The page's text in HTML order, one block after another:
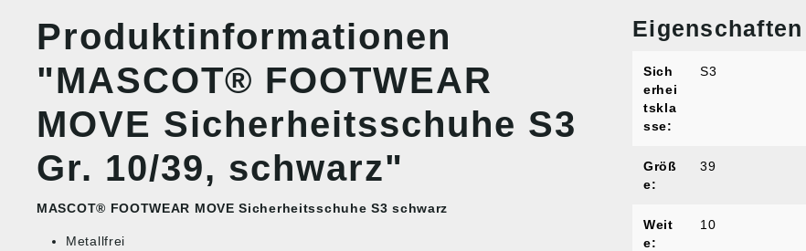
Produktinformationen
"MASCOT® FOOTWEAR
MOVE Sicherheitsschuhe S3
Gr. 10/39, schwarz"
MASCOT® FOOTWEAR MOVE Sicherheitsschuhe S3 schwarz
Metallfrei
Eigenschaften
Sich
erhei
tskla
sse:
S3
Größ
e:
39
Weit
e:
10